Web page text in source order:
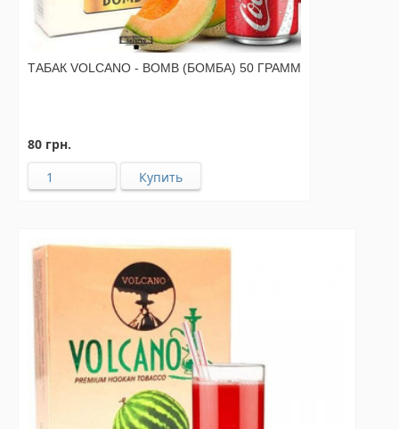
ТАБАК VOLCANO - BOMB (БОМБА) 50 ГРАММ
80 грн.